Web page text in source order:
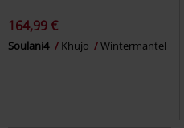
164,99 €
Soulani4 Khujo Wintermantel